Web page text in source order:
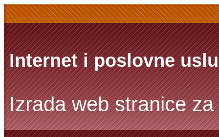
Internet i poslovne
Izrada web stranice